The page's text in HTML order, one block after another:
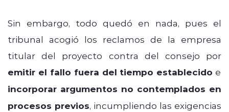
Sin embargo, todo quedó en nada, pues el
tribunal acogió los reclamos de la empresa
titular del proyecto contra del consejo por
emitir el fallo fuera del tiempo establecido e
incorporar argumentos no contemplados en
procesos previos, incumpliendo las exigencias